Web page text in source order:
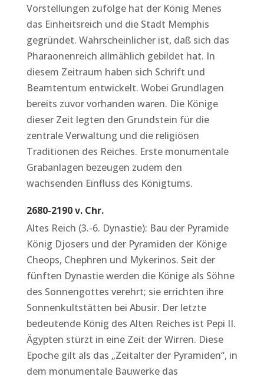
Vorstellungen zufolge hat der König Menes
das Einheitsreich und die Stadt Memphis
gegründet. Wahrscheinlicher ist, daß sich das
Pharaonenreich allmählich gebildet hat. In
diesem Zeitraum haben sich Schrift und
Beamtentum entwickelt. Wobei Grundlagen
bereits zuvor vorhanden waren. Die Könige
dieser Zeit legten den Grundstein für die
zentrale Verwaltung und die religiösen
Traditionen des Reiches. Erste monumentale
Grabanlagen bezeugen zudem den
wachsenden Einfluss des Königtums.
2680-2190 v. Chr.
Altes Reich (3.-6. Dynastie): Bau der Pyramide
König Djosers und der Pyramiden der Könige
Cheops, Chephren und Mykerinos. Seit der
fünften Dynastie werden die Könige als Söhne
des Sonnengottes verehrt; sie errichten ihre
Sonnenkultstätten bei Abusir. Der letzte
bedeutende König des Alten Reiches ist Pepi II.
Ägypten stürzt in eine Zeit der Wirren. Diese
Epoche gilt als das „Zeitalter der Pyramiden“, in
dem monumentale Bauwerke das